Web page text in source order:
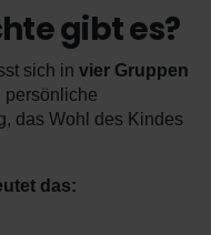
gibt es?
sich in vier Gruppen
persönliche
das Wohl des Kindes
das: